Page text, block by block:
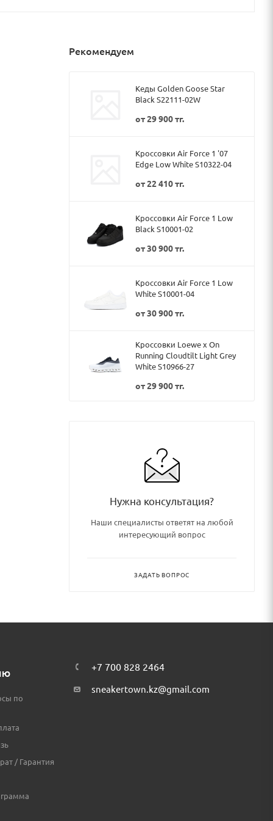
Рекомендуем
Кеды Golden Goose Star
Black S22111-02W
от29 900 тг.
Кроссовки Air Force 1 '07
Edge Low White S10322-04
от22 410 тг.
Кроссовки Air Force 1 Low
Black S10001-02
от30 900 тг.
Кроссовки Air Force 1 Low
White S10001-04
от30 900 тг.
Кроссовки Loewe x On
Running Cloudtilt Light Grey
White S10966-27
от29 900 тг.
Нужна консультация?
Наши специалисты ответят на любой
интересующий вопрос
ЗАДАТЬ ВОПРОС
по
/ Гарантия
+7 700 828 2464
sneakertown.kz@gmail.com